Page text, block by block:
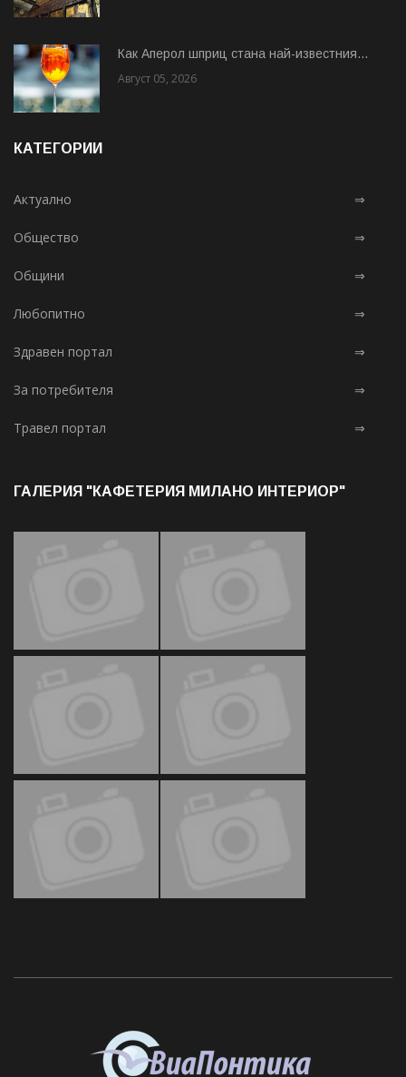
Как Аперол шприц стана най-известния...
Август 05, 2026
КАТЕГОРИИ
Актуално ⇒
Общество ⇒
Общини ⇒
Любопитно ⇒
Здравен портал ⇒
За потребителя ⇒
Травел портал ⇒
ГАЛЕРИЯ "КАФЕТЕРИЯ МИЛАНО ИНТЕРИОР"